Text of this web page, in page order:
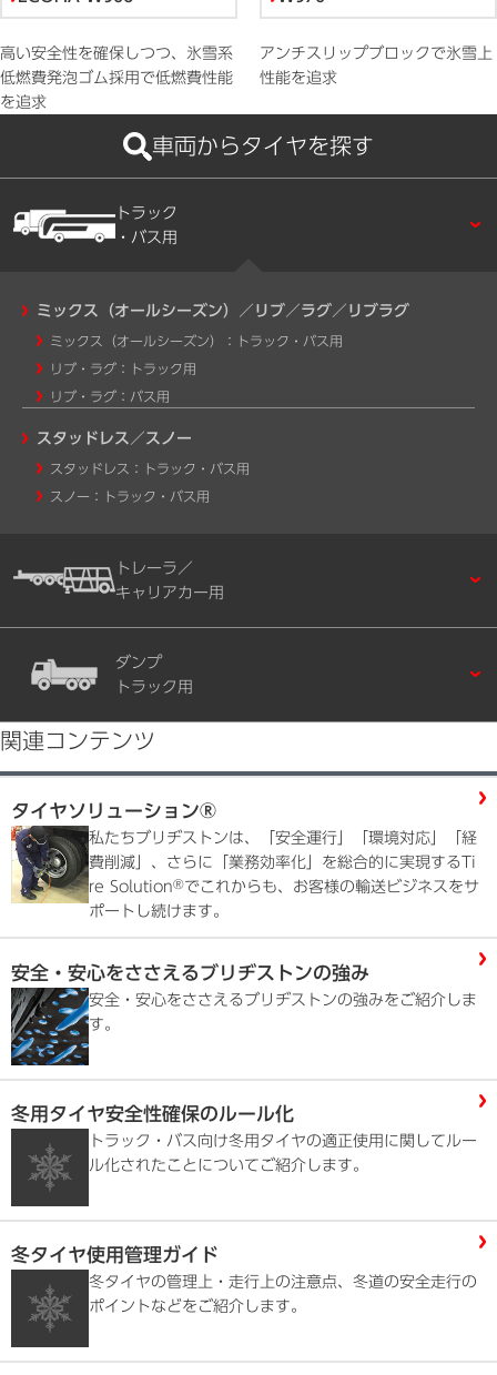
高い安全性を確保しつつ、氷雪系
低燃費発泡ゴム採用で低燃費性能
を追求
アンチスリップブロックで氷雪上
性能を追求
車両からタイヤを探す
トラック
・バス用
ミックス（オールシーズン）／リブ／ラグ／リブラグ
ミックス（オールシーズン）：トラック・バス用
リブ・ラグ：トラック用
リブ・ラグ：バス用
スタッドレス／スノー
スタッドレス：トラック・バス用
スノー：トラック・バス用
トレーラ／
キャリアカー用
ダンプ
トラック用
関連コンテンツ
タイヤソリューション®
私たちブリヂストンは、「安全運行」「環境対応」「経
費削減」、さらに「業務効率化」を総合的に実現するTi
re Solution®でこれからも、お客様の輸送ビジネスをサ
ポートし続けます。
安全・安心をささえるブリヂストンの強み
安全・安心をささえるブリヂストンの強みをご紹介しま
す。
冬用タイヤ安全性確保のルール化
トラック・バス向け冬用タイヤの適正使用に関してルー
ル化されたことについてご紹介します。
冬タイヤ使用管理ガイド
冬タイヤの管理上・走行上の注意点、冬道の安全走行の
ポイントなどをご紹介します。